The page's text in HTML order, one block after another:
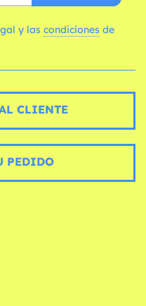
y las condiciones
CLIENTE
PEDIDO